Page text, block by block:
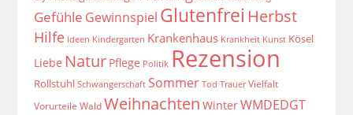
Gefühle Gewinnspiel Glutenfrei Herbst
Hilfe Ideen Kindergarten Krankenhaus Krankheit Kunst Kösel
Liebe Natur Pflege Politik Rezension
Rollstuhl Schwangerschaft Sommer Tod Trauer Vielfalt
Vorurteile Wald Weihnachten WinterWMDEDGT